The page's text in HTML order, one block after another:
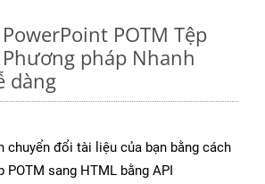
POTM Tệp
pháp Nhanh
dàng
chuyển đổi tài liệu của bạn bằng cách
sang HTML bằng API